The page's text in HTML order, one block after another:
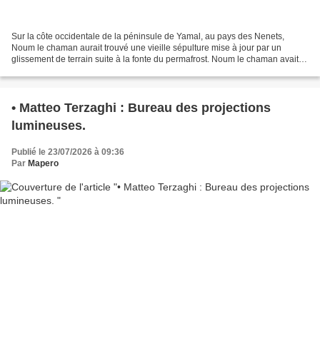
Sur la côte occidentale de la péninsule de Yamal, au pays des Nenets,
Noum le chaman aurait trouvé une vieille sépulture mise à jour par un
glissement de terrain suite à la fonte du permafrost. Noum le chaman avait
• Matteo Terzaghi : Bureau des projections
lumineuses.
Publié le 23/07/2026 à 09:36
Par Mapero